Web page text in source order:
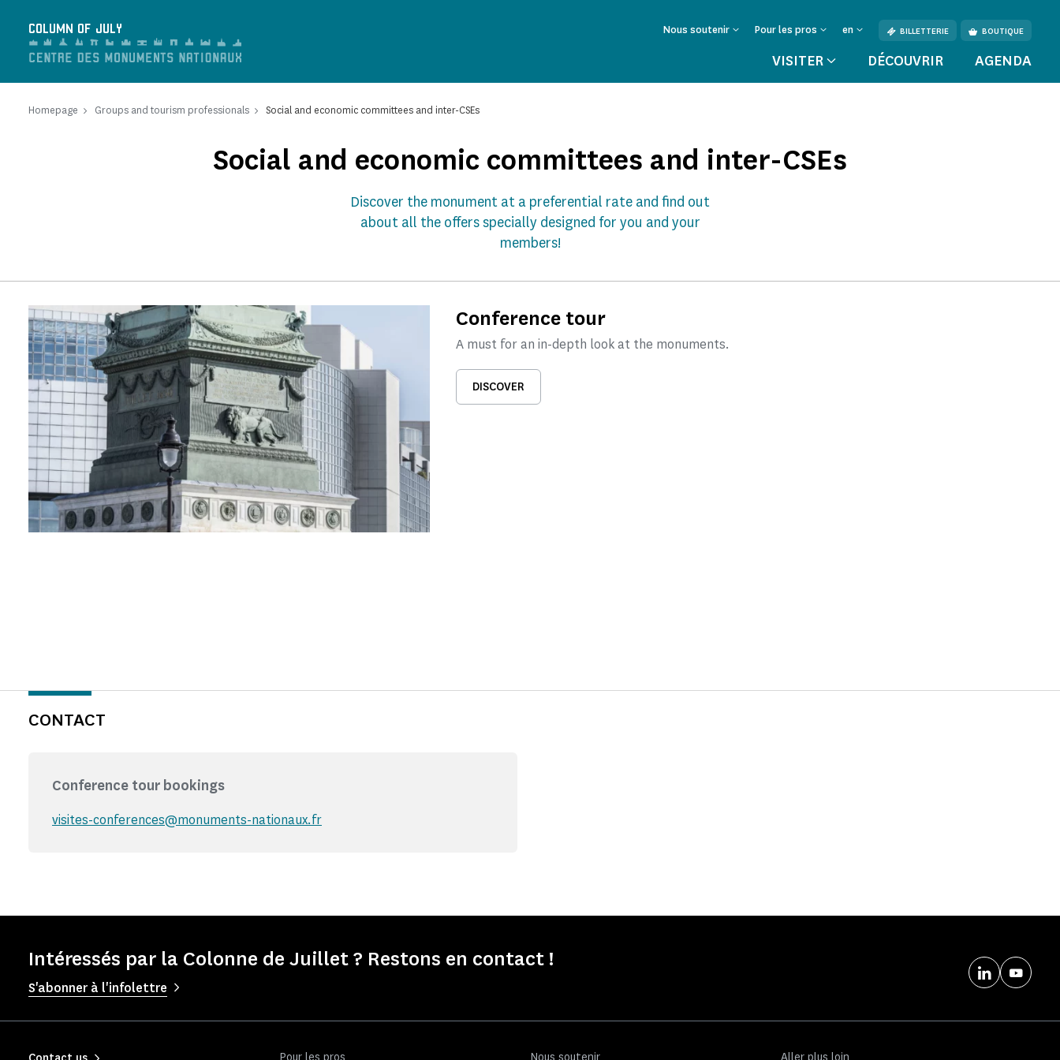
COLUMN OF JULY Nous soutenir Pour les pros en BILLETTERIE BOUTIQUE
VISITER DÉCOUVRIR AGENDA
Homepage Groups and tourism professionals Social and economic committees and inter-CSEs
Social and economic committees and inter-CSEs
Discover the monument at a preferential rate and find out
about all the offers specially designed for you and your
members!
Conference tour
A must for an in-depth look at the monuments.
DISCOVER
CONTACT
Conference tour bookings
visites-conferences@monuments-nationaux.fr
Intéressés par la Colonne de Juillet ? Restons en contact !
S'abonner à l'infolettre